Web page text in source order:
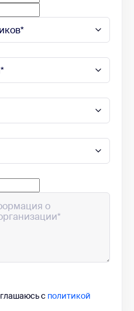
с политикой